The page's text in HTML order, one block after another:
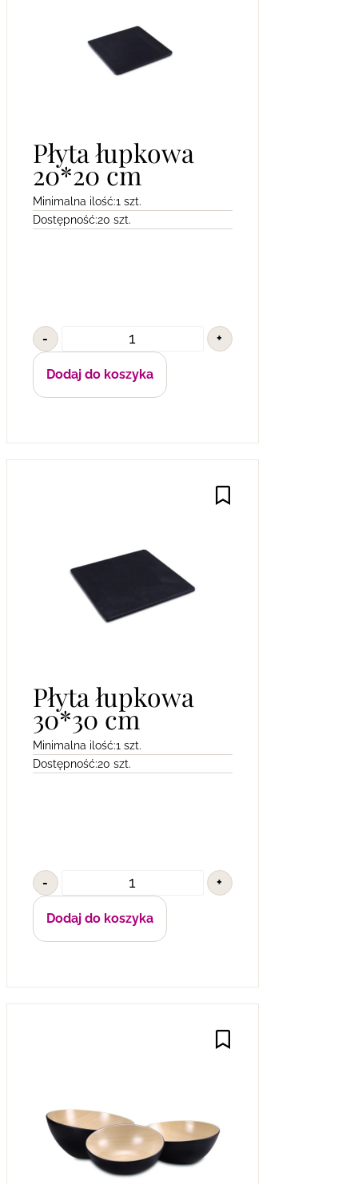
Płyta łupkowa
20*20 cm
Minimalna ilość:1 szt.
Dostępność:20 szt.
- +
Dodaj do koszyka
Płyta łupkowa
30*30 cm
Minimalna ilość:1 szt.
Dostępność:20 szt.
- +
Dodaj do koszyka